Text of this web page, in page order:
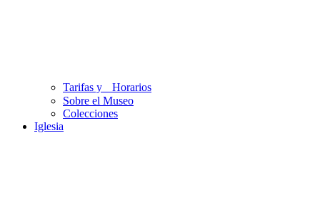
Tarifas y Horarios
Sobre el Museo
Colecciones
Iglesia